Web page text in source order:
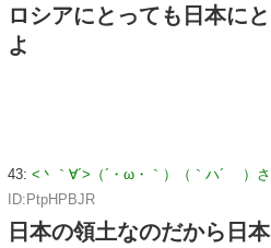
ロシアにとっても日本に
よ
43: <丶｀∀´>（´・ω・｀）（｀ハ´ ）
ID:PtpHPBJR
日本の領土なのだから日